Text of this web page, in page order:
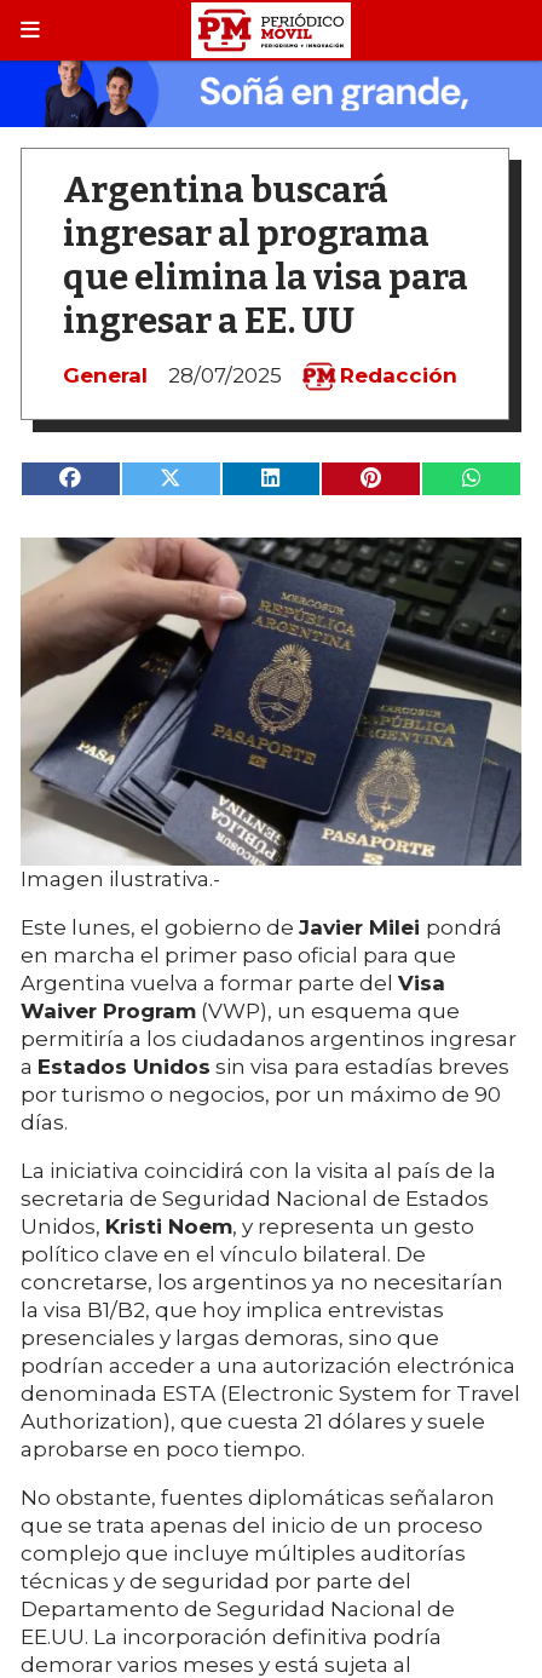
Argentina buscará
ingresar al programa
que elimina la visa para
ingresar a EE. UU
General 28/07/2025 Redacción
Imagen ilustrativa.-
Este lunes, el gobierno de Javier Milei pondrá
en marcha el primer paso oficial para que
Argentina vuelva a formar parte del Visa
Waiver Program (VWP), un esquema que
permitiría a los ciudadanos argentinos ingresar
a Estados Unidos sin visa para estadías breves
por turismo o negocios, por un máximo de 90
días.
La iniciativa coincidirá con la visita al país de la
secretaria de Seguridad Nacional de Estados
Unidos, Kristi Noem, y representa un gesto
político clave en el vínculo bilateral. De
concretarse, los argentinos ya no necesitarían
la visa B1/B2, que hoy implica entrevistas
presenciales y largas demoras, sino que
podrían acceder a una autorización electrónica
denominada ESTA (Electronic System for Travel
Authorization), que cuesta 21 dólares y suele
aprobarse en poco tiempo.
No obstante, fuentes diplomáticas señalaron
que se trata apenas del inicio de un proceso
complejo que incluye múltiples auditorías
técnicas y de seguridad por parte del
Departamento de Seguridad Nacional de
EE.UU. La incorporación definitiva podría
demorar varios meses y está sujeta al